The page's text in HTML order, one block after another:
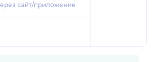
сайт/приложение